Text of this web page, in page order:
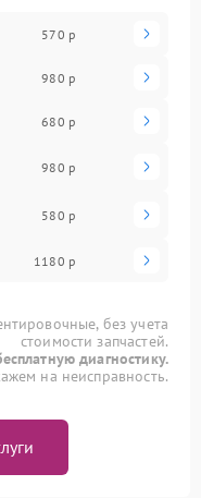
570 р
980 р
680 р
980 р
580 р
1180 р
без учета
стоимости запчастей.
диагностику.
на неисправность.